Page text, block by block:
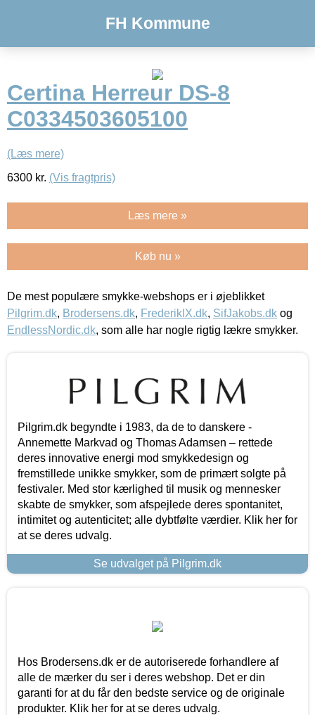
FH Kommune
Certina Herreur DS-8
C0334503605100
(Læs mere)
6300 kr. (Vis fragtpris)
Læs mere »
Køb nu »
De mest populære smykke-webshops er i øjeblikket
Pilgrim.dk, Brodersens.dk, FrederikIX.dk, SifJakobs.dk og
EndlessNordic.dk, som alle har nogle rigtig lækre smykker.
Pilgrim.dk begyndte i 1983, da de to danskere -
Annemette Markvad og Thomas Adamsen – rettede
deres innovative energi mod smykkedesign og
fremstillede unikke smykker, som de primært solgte på
festivaler. Med stor kærlighed til musik og mennesker
skabte de smykker, som afspejlede deres spontanitet,
intimitet og autenticitet; alle dybtfølte værdier. Klik her for
at se deres udvalg.
Se udvalget på Pilgrim.dk
Hos Brodersens.dk er de autoriserede forhandlere af
alle de mærker du ser i deres webshop. Det er din
garanti for at du får den bedste service og de originale
produkter. Klik her for at se deres udvalg.